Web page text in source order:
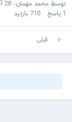
توسط محمد مهمان، 28 آذر 1400
1 پاسخ 710بازدید
قبلی